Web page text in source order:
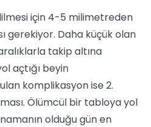
için 4-5 milimetreden
gerekiyor. Daha küçük olan
takip altına
açtığı beyin
komplikasyon ise 2.
Ölümcül bir tabloya yol
olduğu gün en